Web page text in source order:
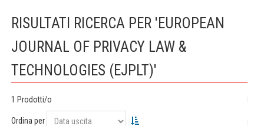
RISULTATI RICERCA PER 'EUROPEAN
JOURNAL OF PRIVACY LAW &
TECHNOLOGIES (EJPLT)'
1 Prodotti/o
Ordina per